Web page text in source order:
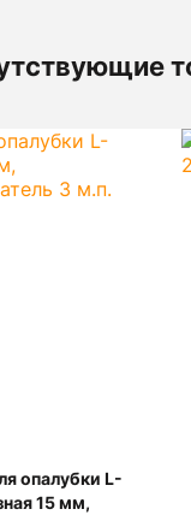
опалубки L-
15 мм,